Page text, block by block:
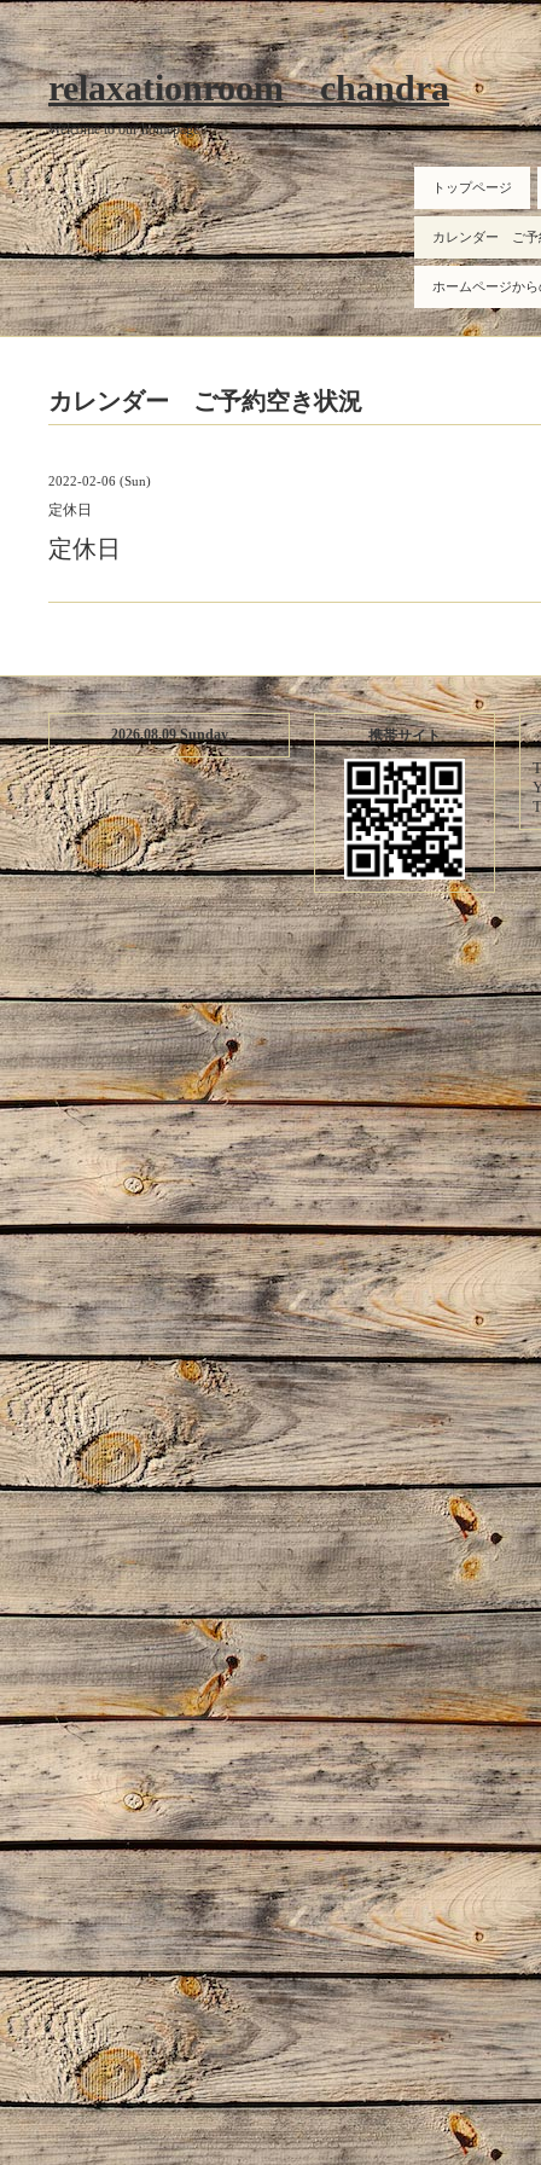
relaxationroom chandra
Welcome to our homepage
トップページ
カレンダー ご予
ホームページか
カレンダー ご予約空き状況
2022-02-06 (Sun)
定休日
定休日
2026.08.09 Sunday 携帯サイト